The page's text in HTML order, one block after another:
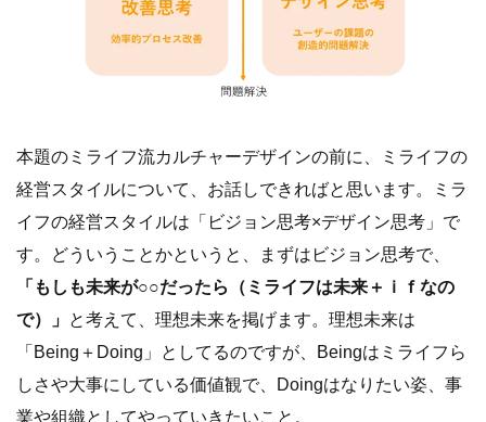
本題のミライフ流カルチャーデザインの前に、ミライフの
経営スタイルについて、お話しできればと思います。ミラ
イフの経営スタイルは「ビジョン思考×デザイン思考」で
す。どういうことかというと、まずはビジョン思考で、
「もしも未来が○○だったら（ミライフは未来＋ｉｆなの
で）」 と考えて、理想未来を掲げます。理想未来は
「Being＋Doing」としてるのですが、Beingはミライフら
しさや大事にしている価値観で、Doingはなりたい姿、事
業や組織としてやっていきたいこと。